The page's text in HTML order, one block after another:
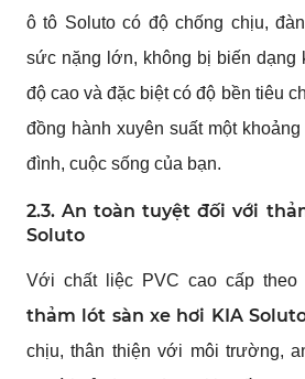
ô tô Soluto có độ chống chịu,
sức nặng lớn, không bị biến dạng
độ cao và đặc biệt có độ bền tiêu
đồng hành xuyên suất một
đình, cuộc sống của bạn.
2.3. An toàn tuyệt đối với
Soluto
Với chất liệc PVC cao cấp theo
thảm lót sàn xe hơi KIA
chịu, thân thiện với môi trường,